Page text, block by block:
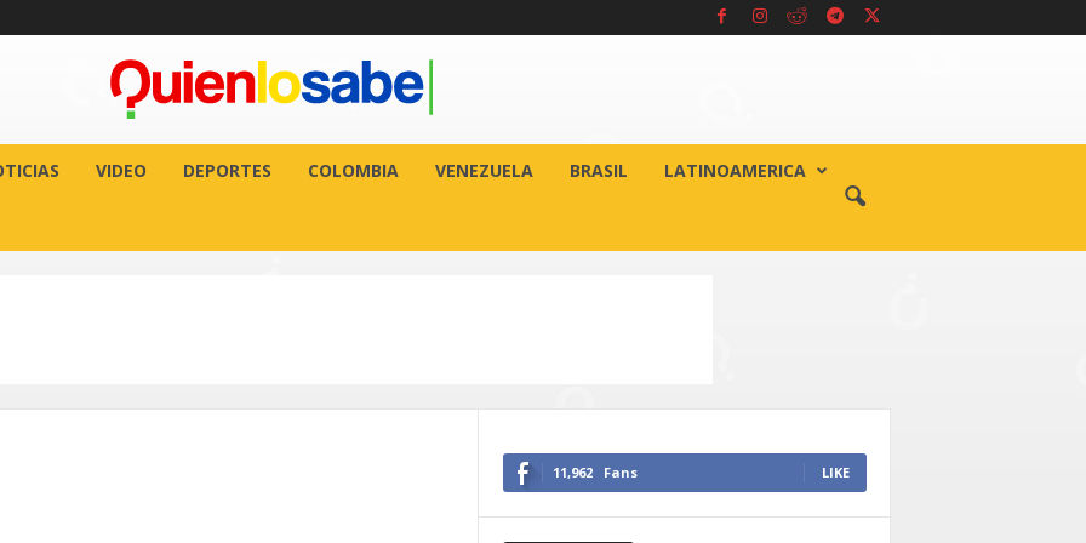
VIDEO DEPORTES COLOMBIA VENEZUELA BRASIL LATINOAMERICA
11,962 Fans LIKE